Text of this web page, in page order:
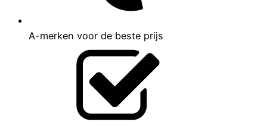
A-merken voor de beste prijs